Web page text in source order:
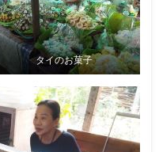
タイのお菓子